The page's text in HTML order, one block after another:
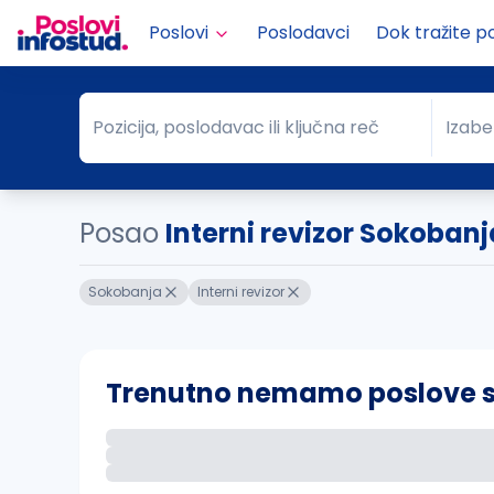
Poslovi Poslodavci Dok tražite
Pozicija, poslodavac ili ključna reč
Pozicija, poslodavac ili ključna reč Grad
Posao Interni revizor
Sokobanja Interni revizor
Trenutno nemamo poslove